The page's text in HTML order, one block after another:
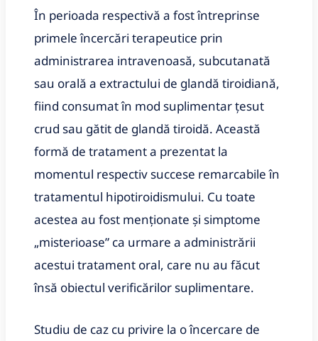
În perioada respectivă a fost întreprinse
primele încercări terapeutice prin
administrarea intravenoasă, subcutanată
sau orală a extractului de glandă tiroidiană,
fiind consumat în mod suplimentar ţesut
crud sau gătit de glandă tiroidă. Această
formă de tratament a prezentat la
momentul respectiv succese remarcabile în
tratamentul hipotiroidismului. Cu toate
acestea au fost menţionate şi simptome
„misterioase” ca urmare a administrării
acestui tratament oral, care nu au făcut
însă obiectul verificărilor suplimentare.
Studiu de caz cu privire la o încercare de